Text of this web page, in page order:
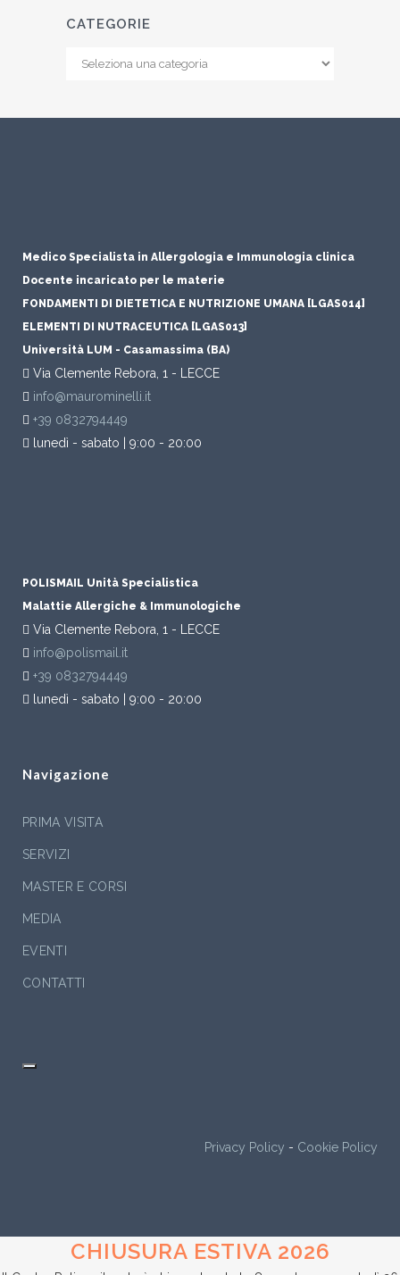
CATEGORIE
Medico Specialista in Allergologia e Immunologia clinica
Docente incaricato per le materie
FONDAMENTI DI DIETETICA E NUTRIZIONE UMANA [LGAS014]
ELEMENTI DI NUTRACEUTICA [LGAS013]
Università LUM - Casamassima (BA)
Via Clemente Rebora, 1 - LECCE
info@maurominelli.it
+39 0832794449
lunedì - sabato | 9:00 - 20:00
POLISMAIL Unità Specialistica
Malattie Allergiche & Immunologiche
Via Clemente Rebora, 1 - LECCE
info@polismail.it
+39 0832794449
lunedì - sabato | 9:00 - 20:00
Navigazione
PRIMA VISITA
SERVIZI
MASTER E CORSI
MEDIA
EVENTI
CONTATTI
Privacy Policy - Cookie Policy
CHIUSURA ESTIVA 2026